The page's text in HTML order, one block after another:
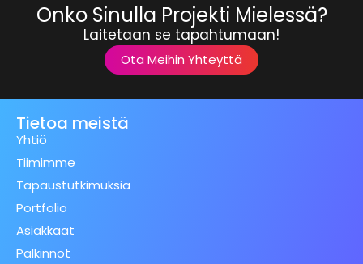
Onko Sinulla Projekti Mielessä?
Laitetaan se tapahtumaan!
Ota Meihin Yhteyttä
Tietoa meistä
Yhtiö
Tiimimme
Tapaustutkimuksia
Portfolio
Asiakkaat
Palkinnot